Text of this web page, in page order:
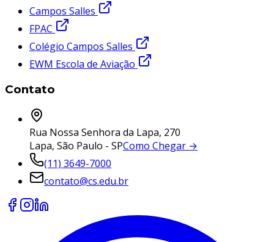
Campos Salles
FPAC
Colégio Campos Salles
EWM Escola de Aviação
Contato
Rua Nossa Senhora da Lapa, 270
Lapa, São Paulo - SPComo Chegar →
(11) 3649-7000
contato@cs.edu.br